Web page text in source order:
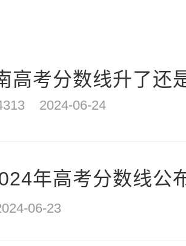
高考分数线升了还
2024-06-24
年高考分数线公
06-23